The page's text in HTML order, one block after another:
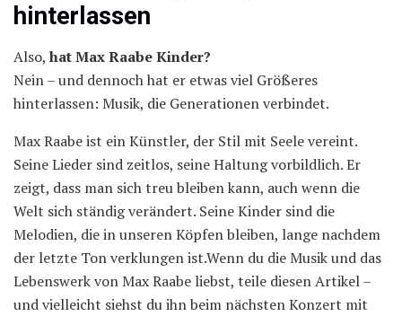
hinterlassen
Also, hat Max Raabe Kinder?
Nein – und dennoch hat er etwas viel Größeres
hinterlassen: Musik, die Generationen verbindet.
Max Raabe ist ein Künstler, der Stil mit Seele vereint.
Seine Lieder sind zeitlos, seine Haltung vorbildlich. Er
zeigt, dass man sich treu bleiben kann, auch wenn die
Welt sich ständig verändert. Seine Kinder sind die
Melodien, die in unseren Köpfen bleiben, lange nachdem
der letzte Ton verklungen ist.Wenn du die Musik und das
Lebenswerk von Max Raabe liebst, teile diesen Artikel –
und vielleicht siehst du ihn beim nächsten Konzert mit